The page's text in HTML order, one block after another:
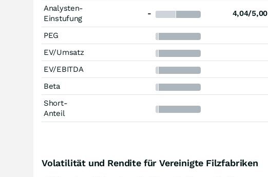
Analysten-
Einstufung
- 4,04/5,00
PEG
EV/Umsatz
EV/EBITDA
Beta
Short-
Anteil
Volatilität und Rendite für Vereinigte Filzfabriken